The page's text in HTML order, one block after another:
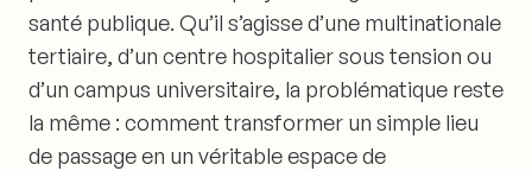
santé publique. Qu’il s’agisse d’une multinationale
tertiaire, d’un centre hospitalier sous tension ou
d’un campus universitaire, la problématique reste
la même : comment transformer un simple lieu
de passage en un véritable espace de